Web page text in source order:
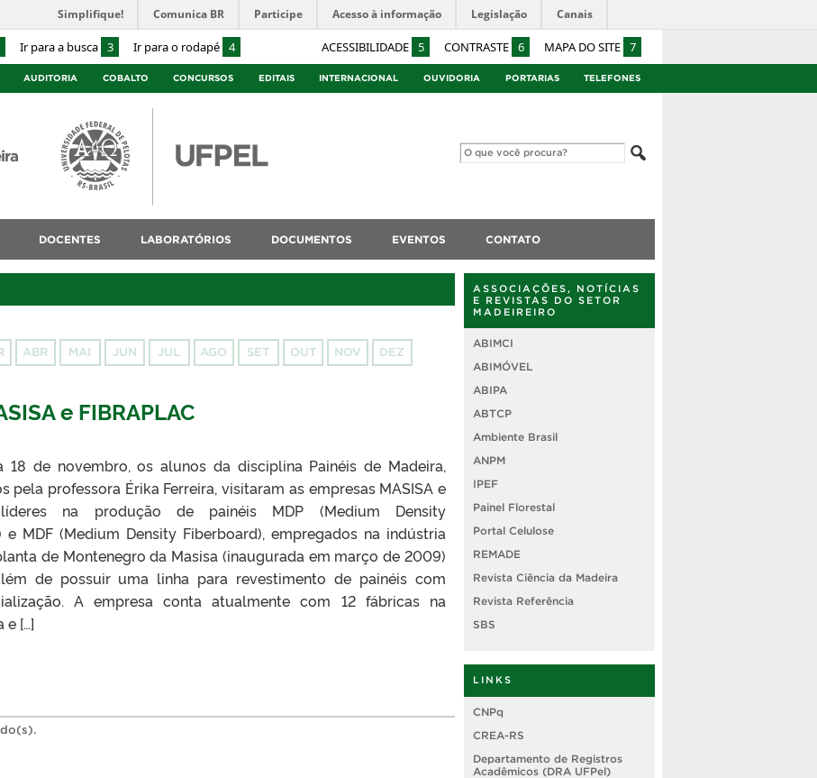
Ir para a busca 3 Ir para o rodapé 4 ACESSIBILIDADE 5 CONTRASTE 6 MAPA DO SITE 7
Simplifique! Comunica BR Participe Acesso à informação Legislação Canais
AUDITORIA COBALTO CONCURSOS EDITAIS INTERNACIONAL OUVIDORIA PORTARIAS TELEFONES
DOCENTES LABORATÓRIOS DOCUMENTOS EVENTOS CONTATO
ABR MAI JUN JUL AGO SET OUT NOV DEZ
e FIBRAPLAC
de novembro, os alunos da disciplina Painéis de Madeira,
pela professora Érika Ferreira, visitaram as empresas MASISA e
líderes na produção de painéis MDP (Medium Density
e MDF (Medium Density Fiberboard), empregados na indústria
de Montenegro da Masisa (inaugurada em março de 2009)
de possuir uma linha para revestimento de painéis com
A empresa conta atualmente com 12 fábricas na
e […]
ASSOCIAÇÕES, NOTÍCIAS
E REVISTAS DO SETOR
MADEIREIRO
ABIMCI
ABIMÓVEL
ABIPA
ABTCP
Ambiente Brasil
ANPM
IPEF
Painel Florestal
Portal Celulose
REMADE
Revista Ciência da Madeira
Revista Referência
SBS
LINKS
CNPq
CREA-RS
Departamento de Registros
Acadêmicos (DRA UFPel)